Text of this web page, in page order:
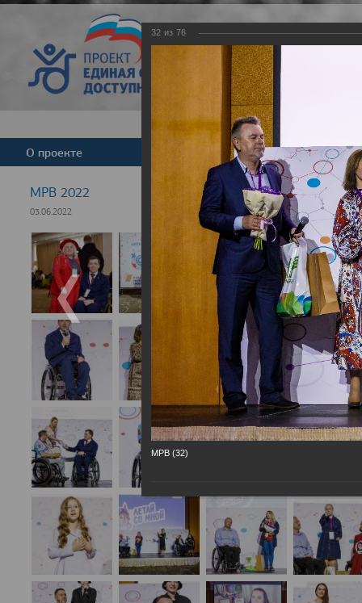
Версия для
О проекте Команда Новости
МРВ 2022
03.06.2022
32 из 76
МРВ (32)